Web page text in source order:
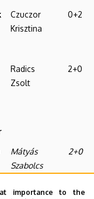
Czuczor
Krisztina
0+2
Radics
Zsolt
2+0
Mátyás
Szabolcs
2+0
importance to the